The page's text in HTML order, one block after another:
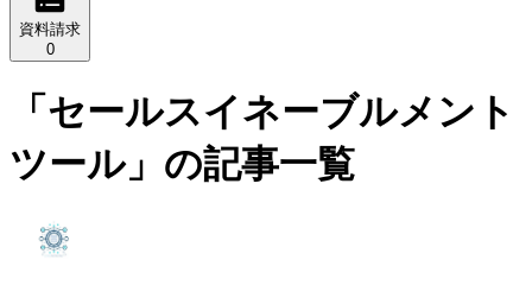
資料請求
0
「 セールスイネーブルメント
ツール」の記事一覧